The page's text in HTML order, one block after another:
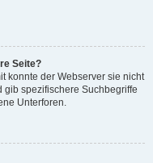
Seite?
konnte der Webserver sie nicht
gib spezifischere Suchbegriffe
Unterforen.